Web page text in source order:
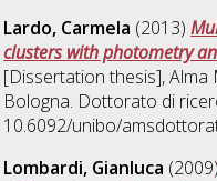
Lardo, Carmela (2013)
clusters with photometry
[Dissertation thesis],
Bologna. Dottorato di
10.6092/unibo/
Lombardi, Gianluca